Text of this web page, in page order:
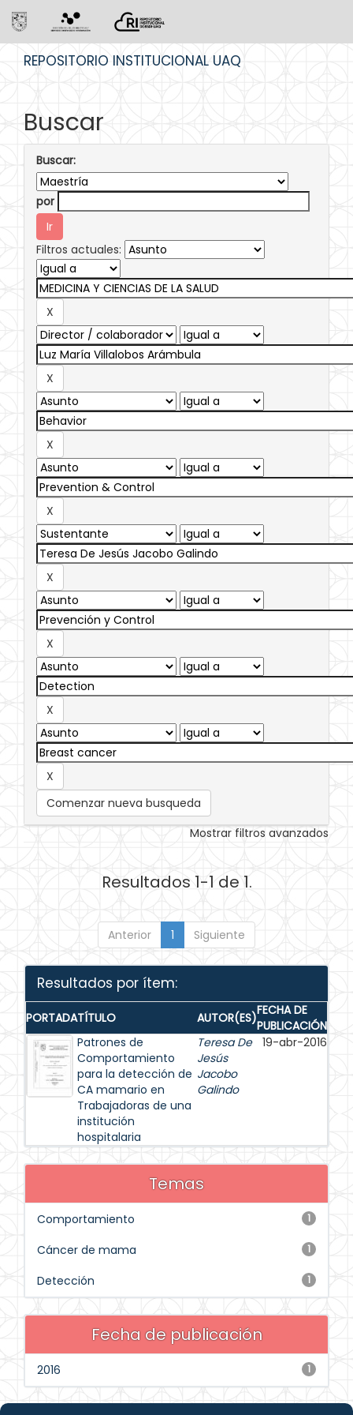
REPOSITORIO INSTITUCIONAL UAQ
Buscar
Buscar:
por
Filtros actuales:
Comenzar nueva busqueda
Mostrar filtros avanzados
Resultados 1-1 de 1.
Anterior 1 Siguiente
Resultados por ítem:
PORTADATÍTULO AUTOR(ES)FECHA DE
PUBLICACIÓN
Patrones de
Comportamiento
para la detección de
CA mamario en
Trabajadoras de una
institución
hospitalaria
Teresa De
Jesús
Jacobo
Galindo
19-abr-2016
Temas
1
Comportamiento
1
Cáncer de mama
1
Detección
Fecha de publicación
1
2016